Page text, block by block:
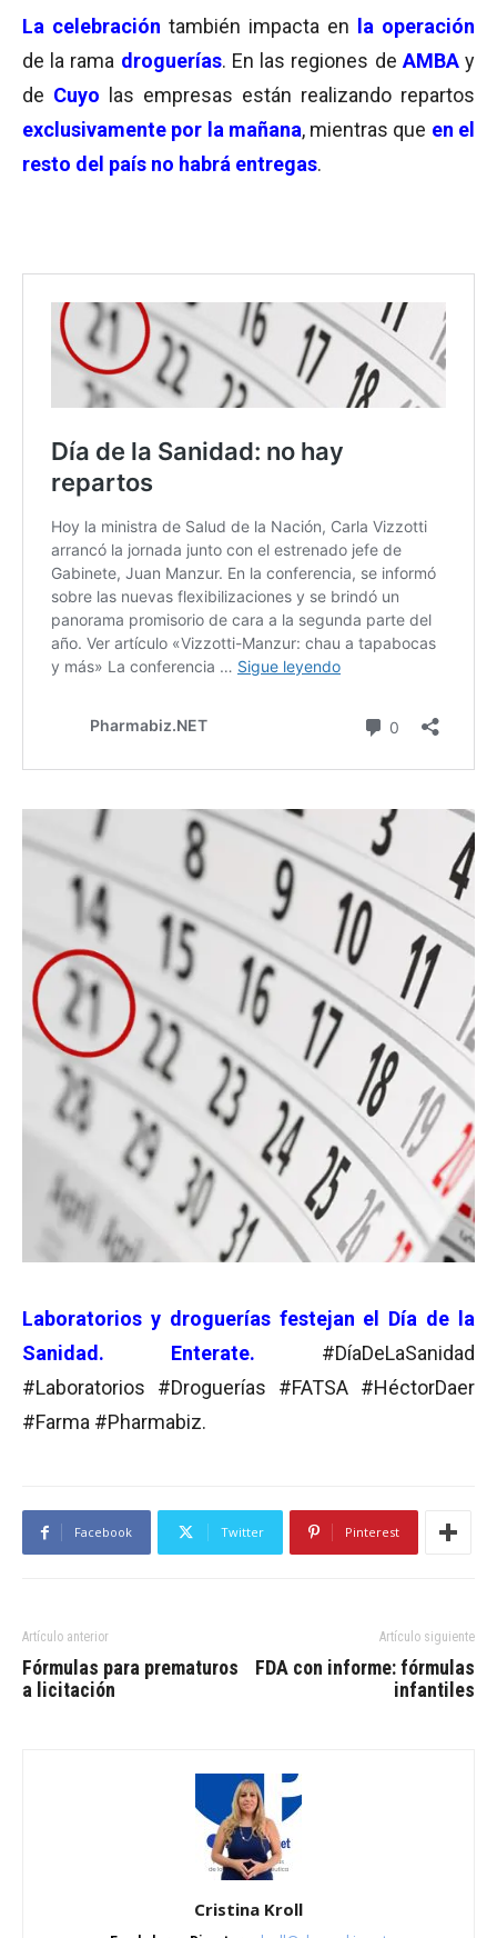
La celebración también impacta en la operación
de la rama droguerías. En las regiones de AMBAy
de Cuyo las empresas están realizando repartos
exclusivamente por la mañana, mientras que en el
resto del país no habrá entregas.
Laboratorios y droguerías festejan el Día de la
Sanidad. Enterate. #DíaDeLaSanidad
#Laboratorios #Droguerías #FATSA #HéctorDaer
#Farma #Pharmabiz.
Facebook Twitter Pinterest
Artículo anterior
Fórmulas para prematuros
a licitación
Artículo siguiente
FDA con informe: fórmulas
infantiles
Cristina Kroll